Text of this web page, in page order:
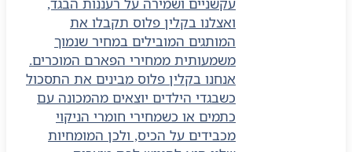
ואצלנו בקלין פלוס תקבלו את
המותגים המובילים במחיר שנמוך
משמעותית ממחירי הפארם המוכרים.
אנחנו בקלין פלוס מבינים את התסכול
כשבגדי הילדים יוצאים מהמכונה עם
כתמים או כשמחירי חומרי הניקוי
מכבידים על הכיס, ולכן המומחיות